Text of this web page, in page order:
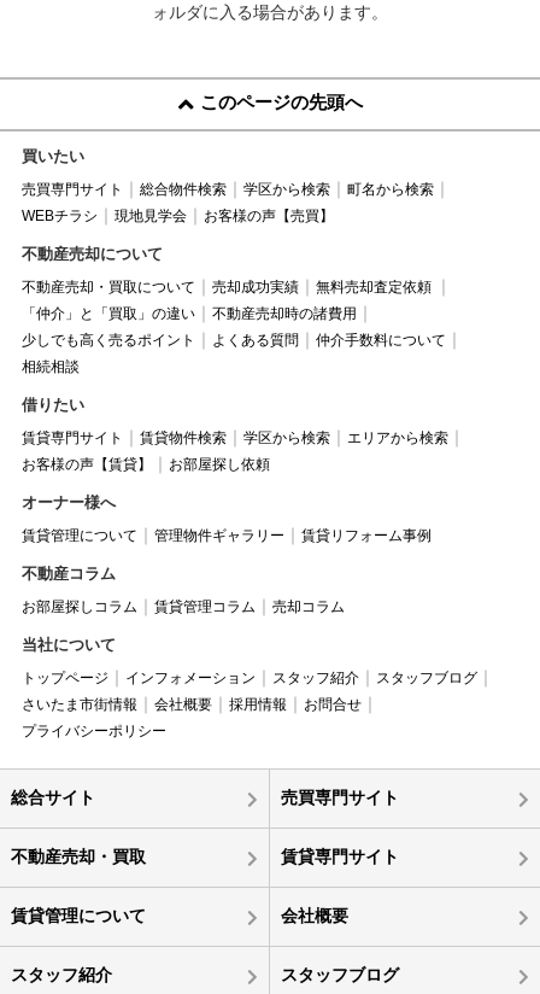
ォルダに入る場合があります。
このページの先頭へ
買いたい
売買専門サイト 総合物件検索 学区から検索
町名から検索
WEBチラシ
現地見学会 お客様の声【売買】
不動産売却について
不動産売却・買取について 売却成功実績
無料売却査定依頼
「仲介」と「買取」の違い
不動産売却時の諸費用
少しでも高く売るポイント
よくある質問
仲介手数料について
相続相談
借りたい
賃貸専門サイト 賃貸物件検索 学区から検索
エリアから検索
お客様の声【賃貸】
お部屋探し依頼
オーナー様へ
賃貸管理について 管理物件ギャラリー 賃貸リフォーム事例
不動産コラム
お部屋探しコラム 賃貸管理コラム 売却コラム
当社について
トップページ インフォメーション スタッフ紹介
スタッフブログ
さいたま市街情報
会社概要 採用情報
お問合せ
プライバシーポリシー
総合サイト 売買専門サイト
不動産売却・買取 賃貸専門サイト
賃貸管理について 会社概要
スタッフ紹介 スタッフブログ